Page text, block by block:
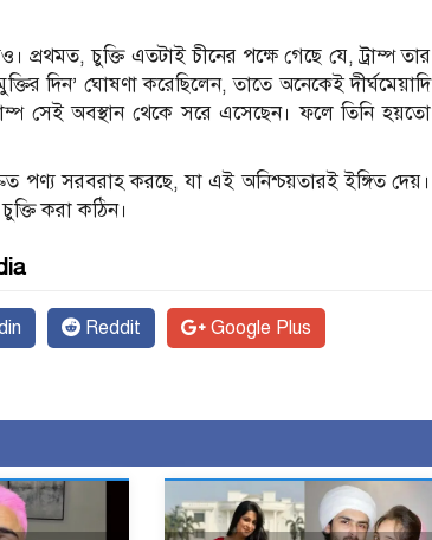
প্রথমত, চুক্তি এতটাই চীনের পক্ষে গেছে যে, ট্রাম্প তার
দিন’ ঘোষণা করেছিলেন, তাতে অনেকেই দীর্ঘমেয়াদি
সেই অবস্থান থেকে সরে এসেছেন। ফলে তিনি হয়তো
পণ্য সরবরাহ করছে, যা এই অনিশ্চয়তারই ইঙ্গিত দেয়।
চুক্তি করা কঠিন।
Reddit Google Plus